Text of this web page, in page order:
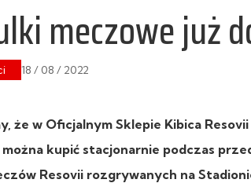
meczowe już
18 / 08 / 2022
że w Oficjalnym Sklepie Kibica
kupić stacjonarnie podczas
Resovii rozgrywanych na